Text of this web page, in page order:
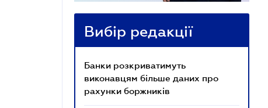
Вибір редакції
Банки розкриватимуть
виконавцям більше даних про
рахунки боржників